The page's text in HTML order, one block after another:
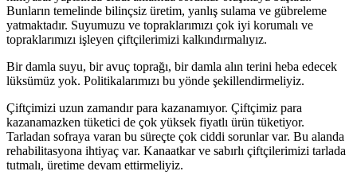
Bunların temelinde bilinçsiz üretim, yanlış sulama ve gübreleme
yatmaktadır. Suyumuzu ve topraklarımızı çok iyi korumalı ve
topraklarımızı işleyen çiftçilerimizi kalkındırmalıyız.
Bir damla suyu, bir avuç toprağı, bir damla alın terini heba edecek
lüksümüz yok. Politikalarımızı bu yönde şekillendirmeliyiz.
Çiftçimizi uzun zamandır para kazanamıyor. Çiftçimiz para
kazanamazken tüketici de çok yüksek fiyatlı ürün tüketiyor.
Tarladan sofraya varan bu süreçte çok ciddi sorunlar var. Bu alanda
rehabilitasyona ihtiyaç var. Kanaatkar ve sabırlı çiftçilerimizi tarlada
tutmalı, üretime devam ettirmeliyiz.